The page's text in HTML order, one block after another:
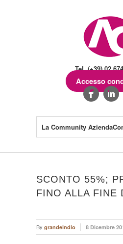
Tel. (+39)
Accesso
La Community
SCONTO 55%;
FINO ALLA FINE
By grandeindio 8 Dicembre